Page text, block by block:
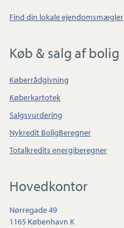
Find din lokale ejendomsmægler
Køb & salg af bolig
Køberrådgivning
Køberkartotek
Salgsvurdering
Nykredit BoligBeregner
Totalkredits energiberegner
Hovedkontor
Nørregade 49
1165 København K